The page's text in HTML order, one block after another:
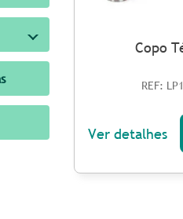
Copo
REF:
Ver detalhes